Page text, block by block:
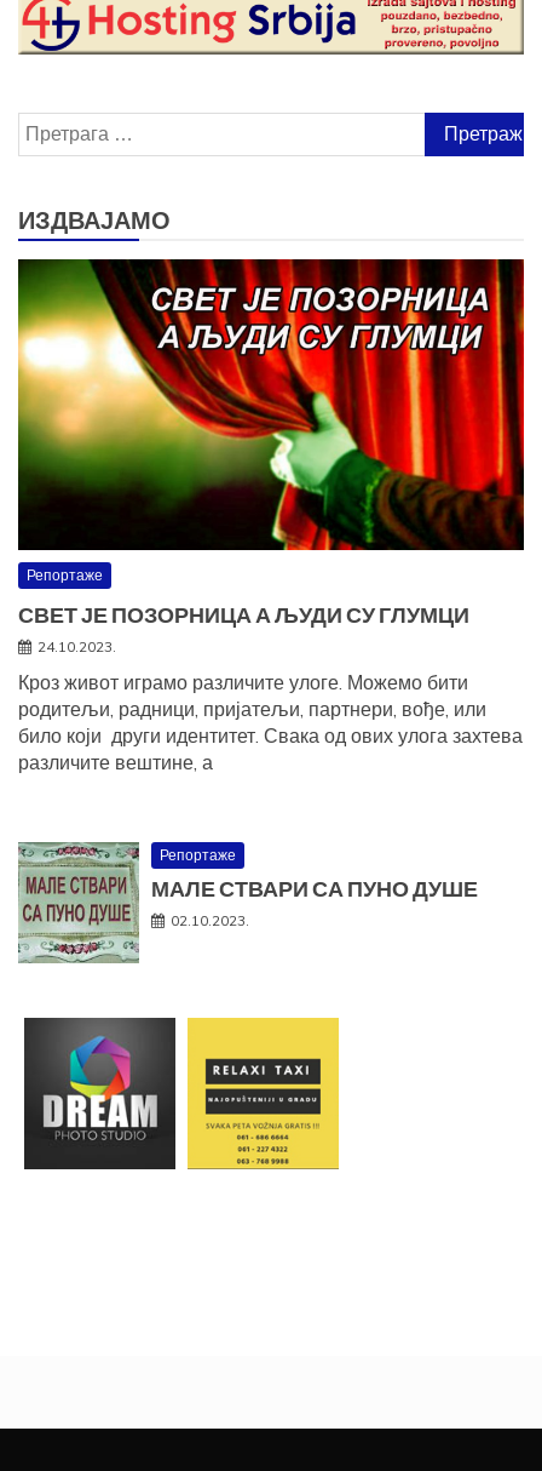
Претрага
за:
ИЗДВАЈАМО
Репортаже
СВЕТ ЈЕ ПОЗОРНИЦА А ЉУДИ СУ ГЛУМЦИ
24.10.2023.
Кроз живот играмо различите улоге. Можемо бити
родитељи, радници, пријатељи, партнери, вође, или
било који други идентитет. Свака од ових улога захтева
различите вештине, а
Репортаже
МАЛЕ СТВАРИ СА ПУНО ДУШЕ
02.10.2023.